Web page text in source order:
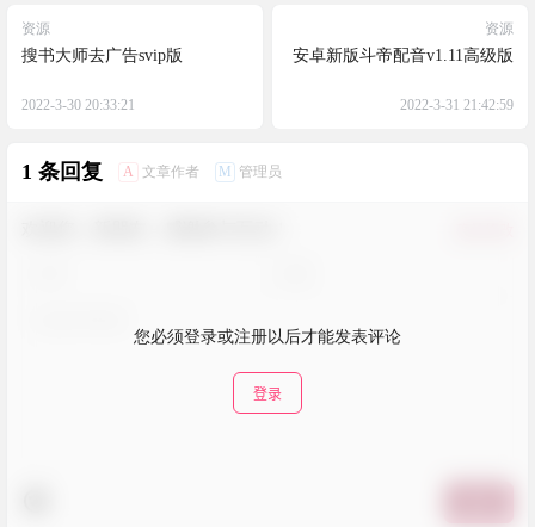
资源
搜书大师去广告svip版
2022-3-30 20:33:21
资源
安卓新版斗帝配音v1.11高级版
2022-3-31 21:42:59
1 条回复 A 文章作者 M 管理员
您必须登录或注册以后才能发表评论
登录